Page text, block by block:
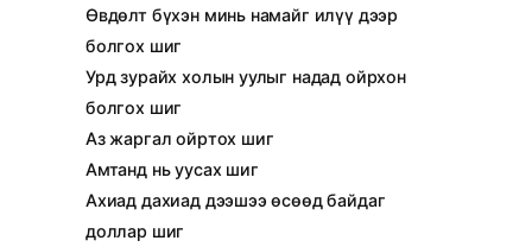
Өвдөлт бүхэн минь намайг илүү дээр
болгох шиг
Урд зурайх холын уулыг надад ойрхон
болгох шиг
Аз жаргал ойртох шиг
Амтанд нь уусах шиг
Ахиад дахиад дээшээ өсөөд байдаг
доллар шиг